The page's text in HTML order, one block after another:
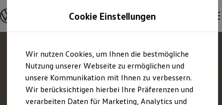
Hauptinhalt
springen
Footer
springen
Offene Stellen entdecken
Einstiegsmöglichkeiten
Schüler
Schülerpraktikum
Schüler Ferienjobs
Einstiegsqualifizierung
Studenten
Praktikum
Abschlussarbeit
Cookie Einstellungen
Wir nutzen Cookies, um Ihnen die bestmögliche
Nutzung unserer Webseite zu ermöglichen und
unsere Kommunikation mit Ihnen zu verbessern.
Wir berücksichtigen hierbei Ihre Präferenzen und
verarbeiten Daten für Marketing, Analytics und